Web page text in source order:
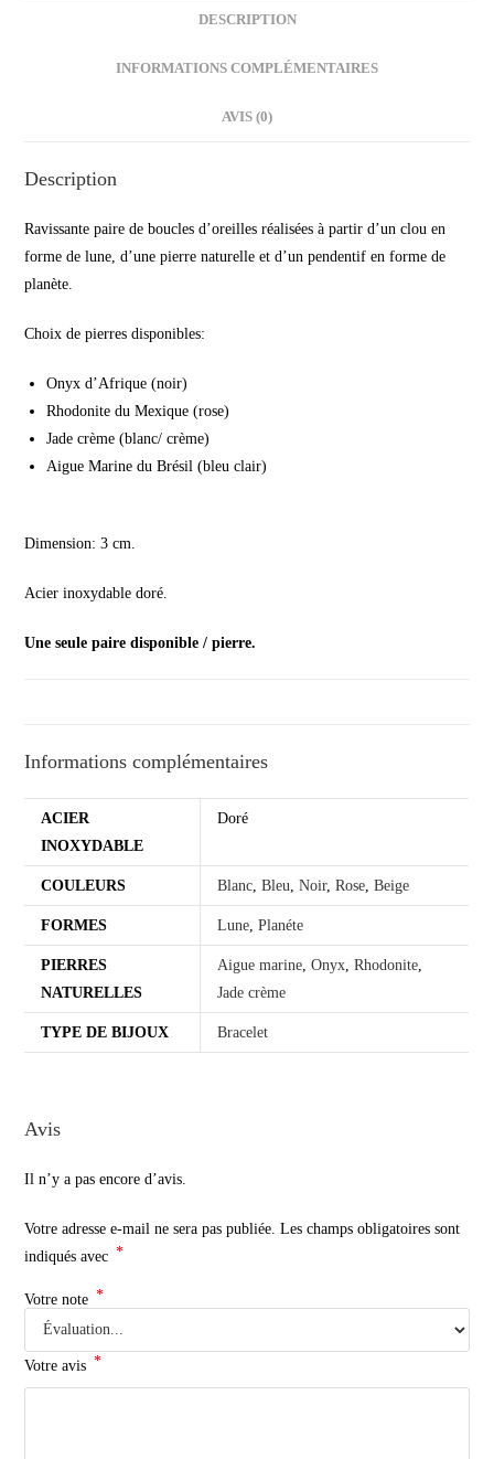
DESCRIPTION
INFORMATIONS COMPLÉMENTAIRES
AVIS (0)
Description
Ravissante paire de boucles d’oreilles réalisées à partir d’un clou en
forme de lune, d’une pierre naturelle et d’un pendentif en forme de
planète.
Choix de pierres disponibles:
Onyx d’Afrique (noir)
Rhodonite du Mexique (rose)
Jade crème (blanc/ crème)
Aigue Marine du Brésil (bleu clair)
Dimension: 3 cm.
Acier inoxydable doré.
Une seule paire disponible / pierre.
Informations complémentaires
ACIER
INOXYDABLE
Doré
COULEURS Blanc,Bleu,Noir,Rose,Beige
FORMES Lune,Planéte
PIERRES
NATURELLES
Aigue marine,Onyx,Rhodonite,
Jade crème
TYPE DE BIJOUX Bracelet
Avis
Il n’y a pas encore d’avis.
Votre adresse e-mail ne sera pas publiée. Les champs obligatoires sont
indiqués avec *
Votre note *
Votre avis *